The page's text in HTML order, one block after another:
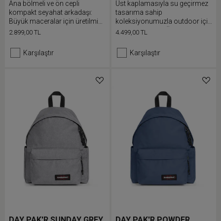
Ana bölmeli ve ön cepli
kompakt seyahat arkadaşı:
Büyük maceralar için üretilmiş
mini çanta.
2.899,00 TL
Karşılaştır
Üst kaplamasıyla su geçirmez
tasarıma sahip
koleksiyonumuzla outdoor için
hazır olacaksın. Üstten
dolgulu dizüstü bilgisayar
bölmesi ve arkada fermuarlı
4.499,00 TL
Karşılaştır